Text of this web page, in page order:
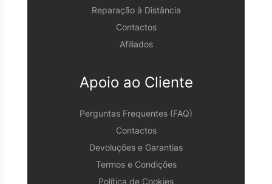
Reparação à Distância
Contactos
Afiliados
Apoio ao Cliente
Perguntas Frequentes (FAQ)
Contactos
Devoluções e Garantias
Termos e Condições
Política de Cookies